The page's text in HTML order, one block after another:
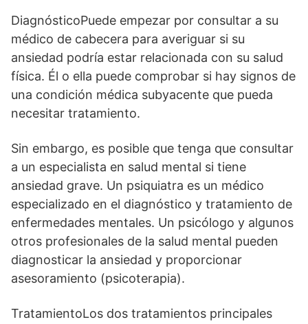
DiagnósticoPuede empezar por consultar a su
médico de cabecera para averiguar si su
ansiedad podría estar relacionada con su salud
física. Él o ella puede comprobar si hay signos de
una condición médica subyacente que pueda
necesitar tratamiento.
Sin embargo, es posible que tenga que consultar
a un especialista en salud mental si tiene
ansiedad grave. Un psiquiatra es un médico
especializado en el diagnóstico y tratamiento de
enfermedades mentales. Un psicólogo y algunos
otros profesionales de la salud mental pueden
diagnosticar la ansiedad y proporcionar
asesoramiento (psicoterapia).
TratamientoLos dos tratamientos principales